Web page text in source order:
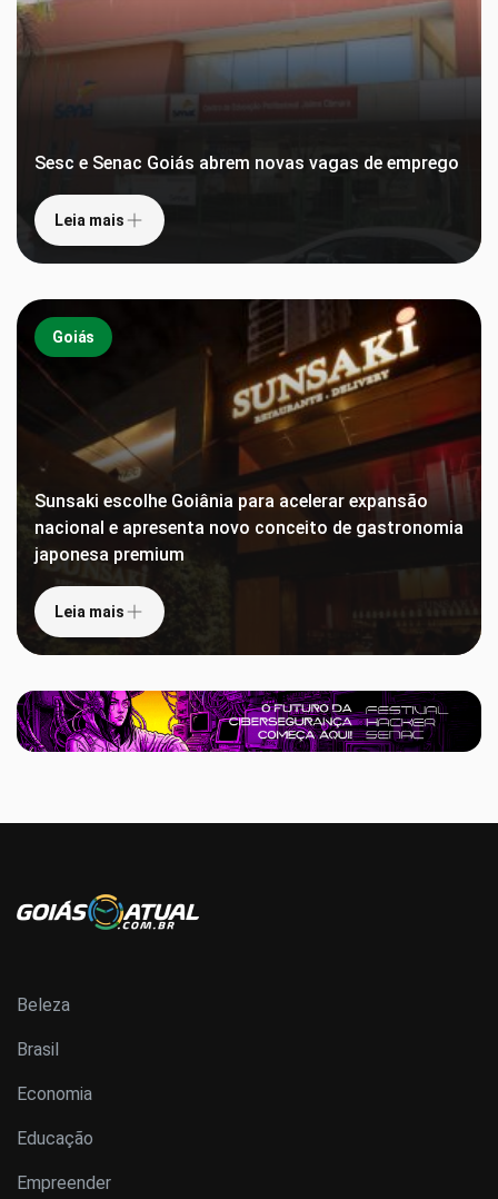
Sesc e Senac Goiás abrem novas vagas de emprego
Leia mais
Goiás
Sunsaki escolhe Goiânia para acelerar expansão
nacional e apresenta novo conceito de gastronomia
japonesa premium
Leia mais
Beleza
Brasil
Economia
Educação
Empreender